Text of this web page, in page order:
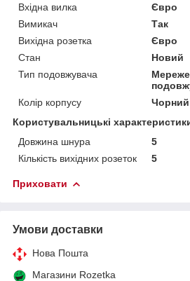
Вхідна вилка
Євро
Вимикач
Так
Вихідна розетка
Євро
Стан
Новий
Тип подовжувача
Колір корпусу
Чорний
Користувальницькі
Довжина шнура
5
Кількість вихідних розеток
5
Приховати
Умови доставки
Нова Пошта
Магазини Rozetka